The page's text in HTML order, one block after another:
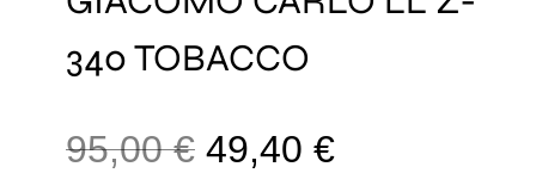
340 TOBACCO
95,00€ 49,40 €